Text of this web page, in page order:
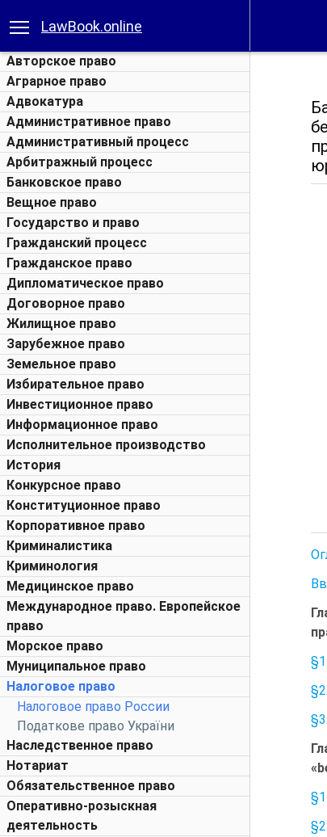
LawBook.online
Авторское право
Аграрное право
Адвокатура
Административное право
Административный процесс
Арбитражный процесс
Банковское право
Вещное право
Государство и право
Гражданский процесс
Гражданское право
Дипломатическое право
Договорное право
Жилищное право
Зарубежное право
Земельное право
Избирательное право
Инвестиционное право
Информационное право
Исполнительное производство
История
Конкурсное право
Конституционное право
Корпоративное право
Криминалистика
Криминология
Медицинское право
Международное право. Европейское
право
Морское право
Муниципальное право
Налоговое право
Налоговое право России
Податкове право України
Наследственное право
Нотариат
Обязательственное право
Оперативно-розыскная
деятельность